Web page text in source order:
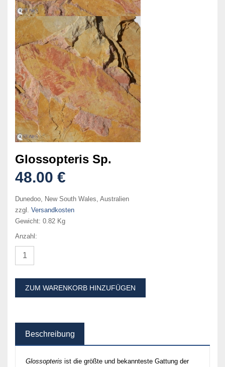
Glossopteris Sp.
48.00 €
Dunedoo, New South Wales, Australien
zzgl. Versandkosten
Gewicht: 0.82 Kg
Anzahl:
ZUM WARENKORB HINZUFÜGEN
Beschreibung
Glossopteris ist die größte und bekannteste Gattung der